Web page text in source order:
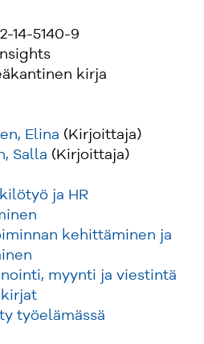
suomenkielinen teos,
menetelmiä käsitellään
Se on suunnattu
tai
ja kenelle tahansa, joka
haluaa tehdä
vaikuttavampaa.
14-5140-9
kirja
Elina (Kirjoittaja)
Salla (Kirjoittaja)
ja HR
kehittäminen ja
myynti ja viestintä
työelämässä